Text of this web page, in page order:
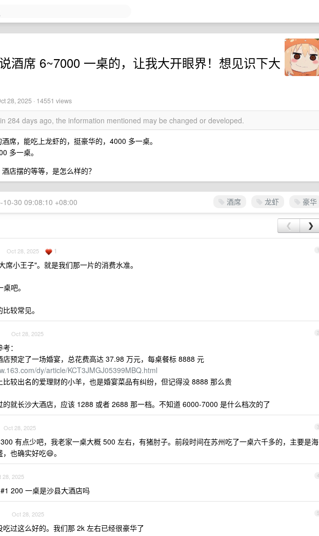
酒席 6~7000 一桌的，让我大开眼界！想见识下大
28, 2025 · 14551 views
284 days ago, the information mentioned may be changed or developed.
席，能吃上龙虾的，挺豪华的，4000 多一桌。
多一桌。
店摆的等等，是怎么样的？
酒席 龙虾 豪华
10-30 09:08:10 +08:00
❮ ❯
1
Oct 28, 2025 1
席小王子"。就是我们那一片的消费水准。
吧。
较常见。
2
Oct 28, 2025
：
店预定了一场婚宴，总花费高达 37.98 万元，每桌餐标 8888 元
dy/article/KCT3JMGJ05399MBQ.html
比较出名的爱理财的小羊，也是婚宴菜品有纠纷，但记得没 8888 那么贵
的就长沙大酒店，应该 1288 或者 2688 那一档。不知道 6000-7000 是什么档次的了
3
Oct 28, 2025
300 有点少吧，我老家一桌大概 500 左右，有猪肘子。前段时间在苏州吃了一桌六千多的，主要是海
也确实好吃😄。
4
28, 2025
#1 200 一桌是沙县大酒店吗
5
Oct 28, 2025
吃过这么好的。我们那 2k 左右已经很豪华了